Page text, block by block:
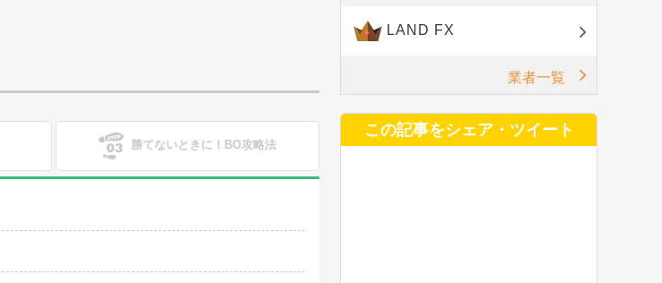
勝てないときに！BO攻略法
LAND FX
業者一覧
この記事をシェア・ツイート